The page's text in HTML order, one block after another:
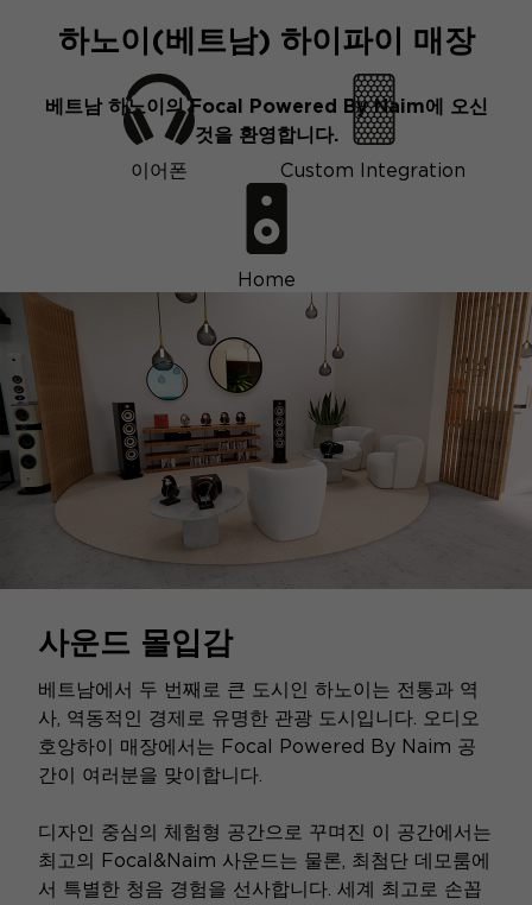
하노이(베트남) 하이파이 매장
베트남 하노이의 Focal Powered By Naim에 오신
것을 환영합니다.
이어폰
Custom Integration
Home
사운드 몰입감
베트남에서 두 번째로 큰 도시인 하노이는 전통과 역
사, 역동적인 경제로 유명한 관광 도시입니다. 오디오
호앙하이 매장에서는 Focal Powered By Naim 공
간이 여러분을 맞이합니다.
디자인 중심의 체험형 공간으로 꾸며진 이 공간에서는
최고의 Focal&Naim 사운드는 물론, 최첨단 데모룸에
서 특별한 청음 경험을 선사합니다. 세계 최고로 손꼽